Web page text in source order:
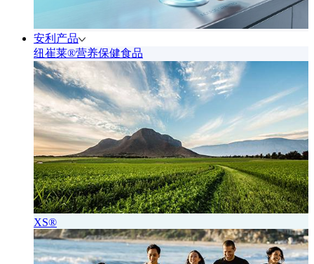
安利产品
纽崔莱®营养保健食品
XS®